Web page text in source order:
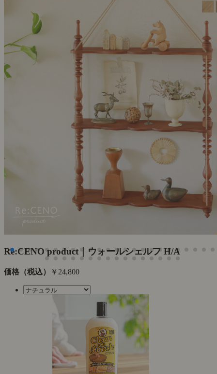
Re:CENO product｜ウォールシェルフ H/A
価格（税込） ￥24,800